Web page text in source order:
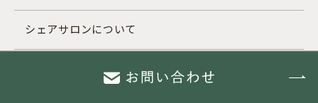
シェアサロンについて